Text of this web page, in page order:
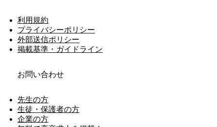
利用規約
プライバシーポリシー
外部送信ポリシー
掲載基準・ガイドライン
お問い合わせ
先生の方
生徒・保護者の方
企業の方